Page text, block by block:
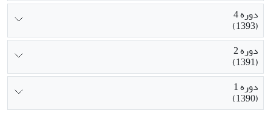
دوره 4
(1393)
دوره 2
(1391)
دوره 1
(1390)